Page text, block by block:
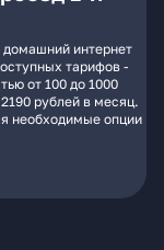
домашний интернет
тарифов -
от 100 до 1000
рублей в месяц.
необходимые опции